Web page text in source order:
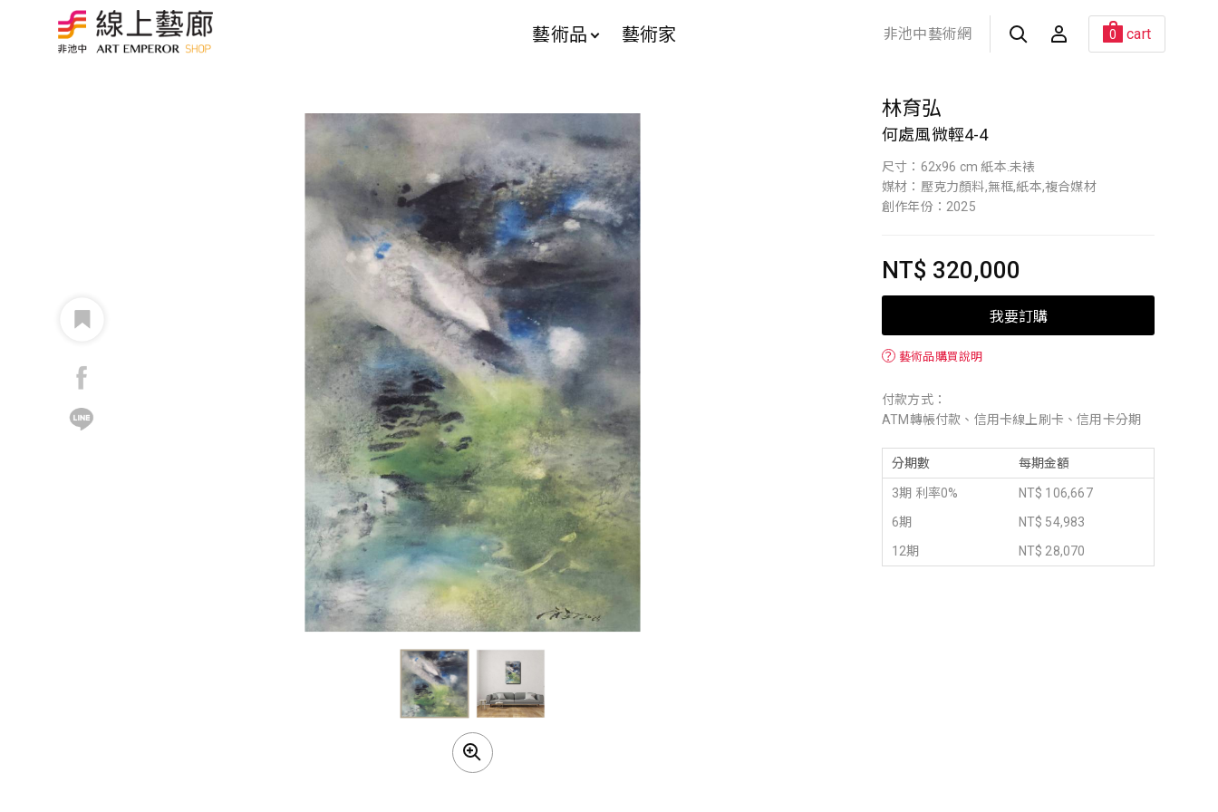
藝術品 藝術家 非池中藝術網 0 cart
林育弘
何處風微輕4-4
尺寸：62x96 cm 紙本.未裱
媒材：壓克力顏料,無框,紙本,複合媒材
創作年份：2025
NT$ 320,000
我要訂購
？ 藝術品購買說明
付款方式：
ATM轉帳付款、信用卡線上刷卡、信用卡分期
分期數 每期金額
3期 利率0%
NT$ 106,667
6期
NT$ 54,983
12期
NT$ 28,070